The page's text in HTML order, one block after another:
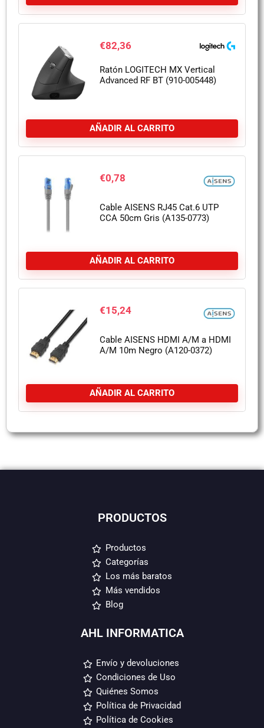
€82,36
Ratón LOGITECH MX Vertical
Advanced RF BT (910-005448)
AÑADIR AL CARRITO
€0,78
Cable AISENS RJ45 Cat.6 UTP
CCA 50cm Gris (A135-0773)
AÑADIR AL CARRITO
€15,24
Cable AISENS HDMI A/M a HDMI
A/M 10m Negro (A120-0372)
AÑADIR AL CARRITO
PRODUCTOS
Productos
Categorías
Los más baratos
Más vendidos
Blog
AHL INFORMATICA
Envío y devoluciones
Condiciones de Uso
Quiénes Somos
Política de Privacidad
Política de Cookies